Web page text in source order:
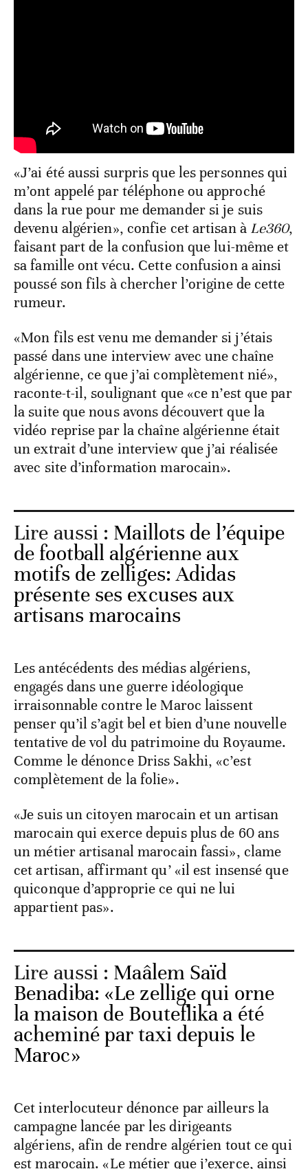
«J’ai été aussi surpris que les personnes qui
m’ont appelé par téléphone ou approché
dans la rue pour me demander si je suis
devenu algérien», confie cet artisan à Le360,
faisant part de la confusion que lui-même et
sa famille ont vécu. Cette confusion a ainsi
poussé son fils à chercher l’origine de cette
rumeur.
«Mon fils est venu me demander si j’étais
passé dans une interview avec une chaîne
algérienne, ce que j’ai complètement nié»,
raconte-t-il, soulignant que «ce n’est que par
la suite que nous avons découvert que la
vidéo reprise par la chaîne algérienne était
un extrait d’une interview que j’ai réalisée
avec site d’information marocain».
Lire aussi : Maillots de l’équipe
de football algérienne aux
motifs de zelliges: Adidas
présente ses excuses aux
artisans marocains
Les antécédents des médias algériens,
engagés dans une guerre idéologique
irraisonnable contre le Maroc laissent
penser qu’il s’agit bel et bien d’une nouvelle
tentative de vol du patrimoine du Royaume.
Comme le dénonce Driss Sakhi, «c’est
complètement de la folie».
«Je suis un citoyen marocain et un artisan
marocain qui exerce depuis plus de 60 ans
un métier artisanal marocain fassi», clame
cet artisan, affirmant qu’ «il est insensé que
quiconque d’approprie ce qui ne lui
appartient pas».
Lire aussi : Maâlem Saïd
Benadiba: «Le zellige qui orne
la maison de Bouteflika a été
acheminé par taxi depuis le
Maroc»
Cet interlocuteur dénonce par ailleurs la
campagne lancée par les dirigeants
algériens, afin de rendre algérien tout ce qui
est marocain. «Le métier que j’exerce, ainsi